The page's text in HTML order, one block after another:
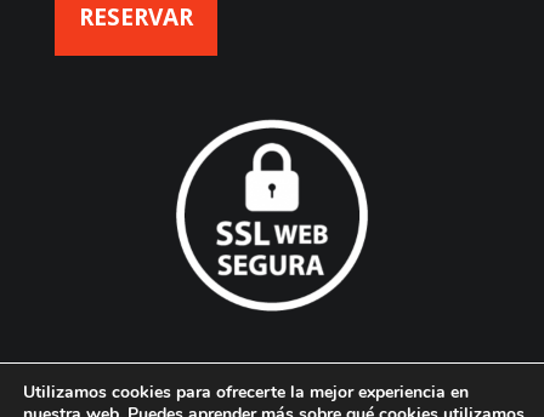
RESERVAR
Utilizamos cookies para ofrecerte la mejor experiencia en